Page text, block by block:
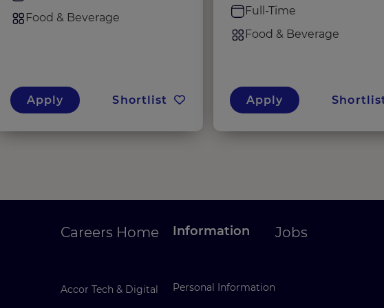
Food & Beverage
Apply Shortlist
Full-Time
Food & Beverage
Apply
Careers Home
Accor Tech & Digital
Information
Personal Information
Jobs